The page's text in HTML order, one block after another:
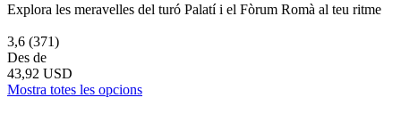
Explora les meravelles del turó Palatí i el Fòrum Romà al teu ritme
3,6 (371)
Des de
43,92 USD
Mostra totes les opcions